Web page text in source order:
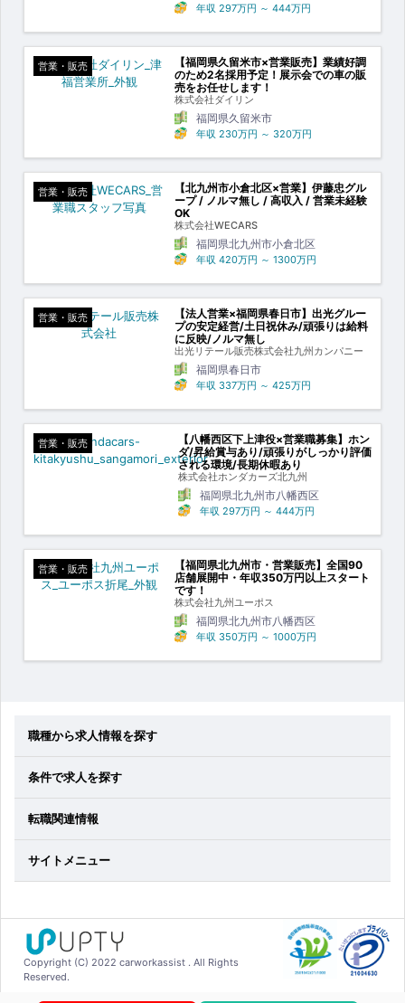
年収 297万円 ～ 444万円
営業・販売
【福岡県久留米市×営業販売】業績好調
のため2名採用予定！展示会での車の販
売をお任せします！
株式会社ダイリン
福岡県久留米市
年収 230万円 ～ 320万円
営業・販売
【北九州市小倉北区×営業】伊藤忠グル
ープ / ノルマ無し / 高収入 / 営業未経験
OK
株式会社WECARS
福岡県北九州市小倉北区
年収 420万円 ～ 1300万円
営業・販売
【法人営業×福岡県春日市】出光グルー
プの安定経営/土日祝休み/頑張りは給料
に反映/ノルマ無し
出光リテール販売株式会社九州カンパニー
福岡県春日市
年収 337万円 ～ 425万円
営業・販売
【八幡西区下上津役×営業職募集】ホン
ダ/昇給賞与あり/頑張りがしっかり評価
される環境/長期休暇あり
株式会社ホンダカーズ北九州
福岡県北九州市八幡西区
年収 297万円 ～ 444万円
営業・販売
【福岡県北九州市・営業販売】全国90
店舗展開中・年収350万円以上スタート
です！
株式会社九州ユーポス
福岡県北九州市八幡西区
年収 350万円 ～ 1000万円
職種から求人情報を探す
条件で求人を探す
転職関連情報
サイトメニュー
Copyright (C) 2022 carworkassist . All Rights
Reserved.